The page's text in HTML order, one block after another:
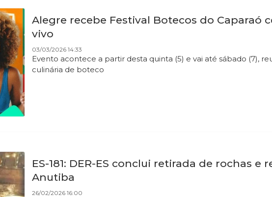
Alegre recebe Festival Botecos do Caparaó
vivo
03/03/2026 14:33
Evento acontece a partir desta quinta (5) e vai até sábado (7),
culinária de boteco
ES-181: DER-ES conclui retirada de rochas
Anutiba
26/02/2026 16:00